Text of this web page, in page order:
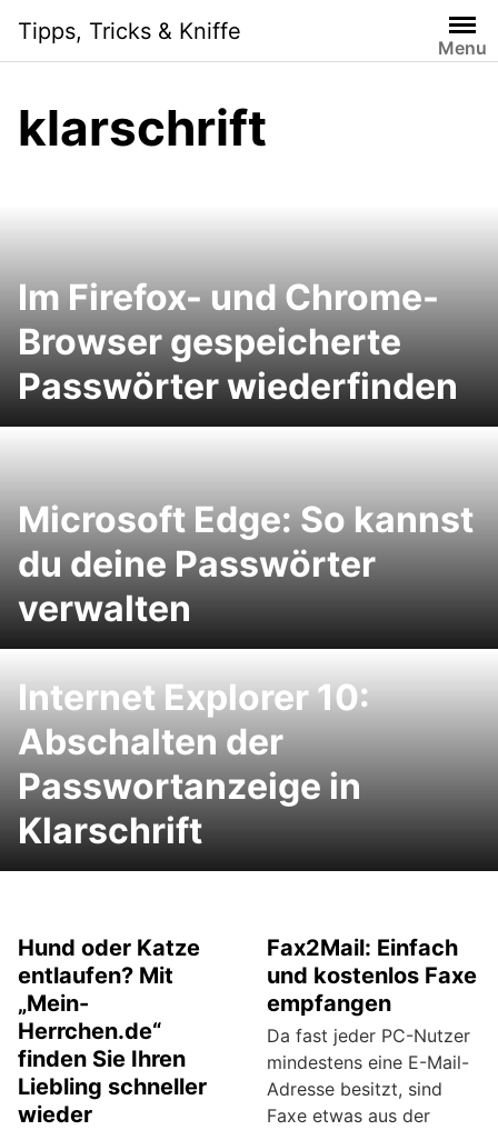
i
Tipps, Tricks & Kniffe
Menu
klarschrift
Im Firefox- und Chrome-
Browser gespeicherte
Passwörter wiederfinden
Microsoft Edge: So kannst
du deine Passwörter
verwalten
Internet Explorer 10:
Abschalten der
Passwortanzeige in
Klarschrift
Hund oder Katze
entlaufen? Mit
„Mein-
Herrchen.de“
finden Sie Ihren
Liebling schneller
wieder
Fax2Mail: Einfach
und kostenlos Faxe
empfangen
Da fast jeder PC-Nutzer
mindestens eine E-Mail-
Adresse besitzt, sind
Faxe etwas aus der